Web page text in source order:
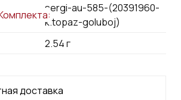
sergi-au-585-(20391960-
k.topaz-goluboj)
2.54г
доставка